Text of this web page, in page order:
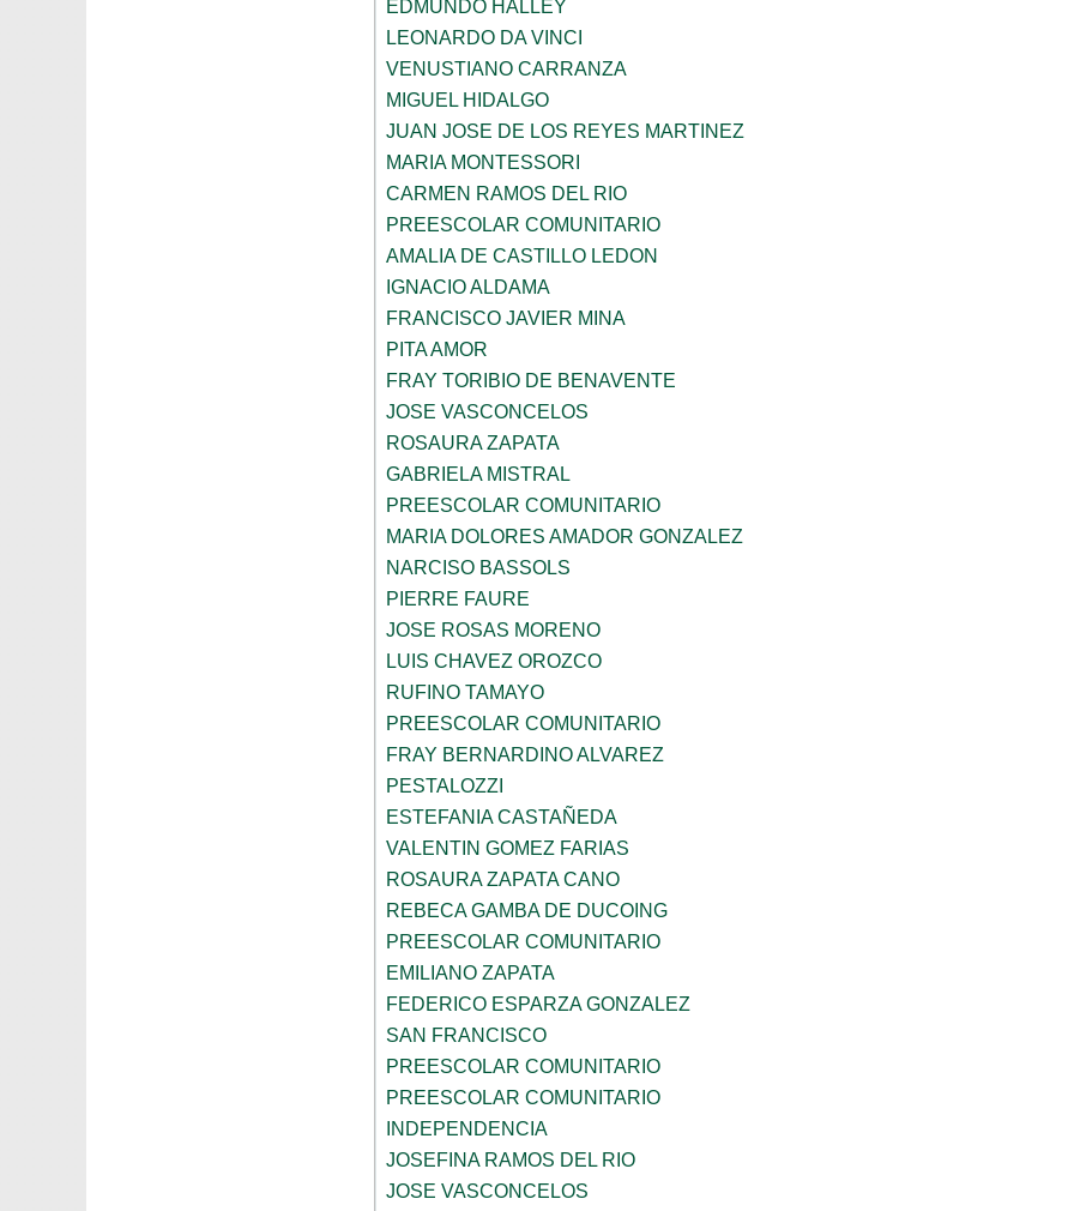
EDMUNDO HALLEY
LEONARDO DA VINCI
VENUSTIANO CARRANZA
MIGUEL HIDALGO
JUAN JOSE DE LOS REYES MARTINEZ
MARIA MONTESSORI
CARMEN RAMOS DEL RIO
PREESCOLAR COMUNITARIO
AMALIA DE CASTILLO LEDON
IGNACIO ALDAMA
FRANCISCO JAVIER MINA
PITA AMOR
FRAY TORIBIO DE BENAVENTE
JOSE VASCONCELOS
ROSAURA ZAPATA
GABRIELA MISTRAL
PREESCOLAR COMUNITARIO
MARIA DOLORES AMADOR GONZALEZ
NARCISO BASSOLS
PIERRE FAURE
JOSE ROSAS MORENO
LUIS CHAVEZ OROZCO
RUFINO TAMAYO
PREESCOLAR COMUNITARIO
FRAY BERNARDINO ALVAREZ
PESTALOZZI
ESTEFANIA CASTAÑEDA
VALENTIN GOMEZ FARIAS
ROSAURA ZAPATA CANO
REBECA GAMBA DE DUCOING
PREESCOLAR COMUNITARIO
EMILIANO ZAPATA
FEDERICO ESPARZA GONZALEZ
SAN FRANCISCO
PREESCOLAR COMUNITARIO
PREESCOLAR COMUNITARIO
INDEPENDENCIA
JOSEFINA RAMOS DEL RIO
JOSE VASCONCELOS